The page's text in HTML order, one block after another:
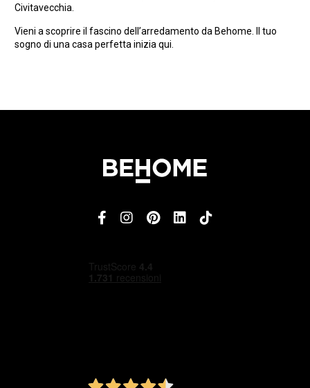
Civitavecchia.
Vieni a scoprire il fascino dell’arredamento da Behome. Il tuo
sogno di una casa perfetta inizia qui.